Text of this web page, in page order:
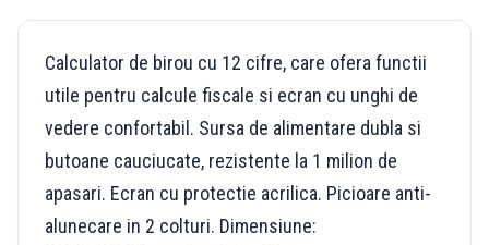
Calculator de birou cu 12 cifre, care ofera functii
utile pentru calcule fiscale si ecran cu unghi de
vedere confortabil. Sursa de alimentare dubla si
butoane cauciucate, rezistente la 1 milion de
apasari. Ecran cu protectie acrilica. Picioare anti-
alunecare in 2 colturi. Dimensiune: